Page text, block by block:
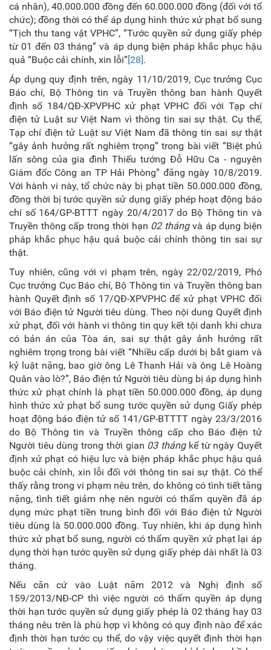
cá nhân), 40.000.000 đồng đến 60.000.000 đồng (đối với tổ
chức); đồng thời có thể áp dụng hình thức xử phạt bổ sung
“Tịch thu tang vật VPHC”, “Tước quyền sử dụng giấy phép
từ 01 đến 03 tháng” và áp dụng biện pháp khắc phục hậu
quả “Buộc cải chính, xin lỗi”[28].
Áp dụng quy định trên, ngày 11/10/2019, Cục trưởng Cục
Báo chí, Bộ Thông tin và Truyền thông ban hành Quyết
định số 184/QĐ-XPVPHC xử phạt VPHC đối với Tạp chí
điện tử Luật sư Việt Nam vì thông tin sai sự thật. Cụ thể,
Tạp chí điện tử Luật sư Việt Nam đã thông tin sai sự thật
“gây ảnh hưởng rất nghiêm trọng” trong bài viết “Biệt phủ
lấn sông của gia đình Thiếu tướng Đỗ Hữu Ca - nguyên
Giám đốc Công an TP Hải Phòng” đăng ngày 10/8/2019.
Với hành vi này, tổ chức này bị phạt tiền 50.000.000 đồng,
đồng thời bị tước quyền sử dụng giấy phép hoạt động báo
chí số 164/GP-BTTT ngày 20/4/2017 do Bộ Thông tin và
Truyền thông cấp trong thời hạn 02 thángvà áp dụng biện
pháp khắc phục hậu quả buộc cải chính thông tin sai sự
thật.
Tuy nhiên, cũng với vi phạm trên, ngày 22/02/2019, Phó
Cục trưởng Cục Báo chí, Bộ Thông tin và Truyền thông ban
hành Quyết định số 17/QĐ-XPVPHC để xử phạt VPHC đối
với Báo điện tử Người tiêu dùng. Theo nội dung Quyết định
xử phạt, đối với hành vi thông tin quy kết tội danh khi chưa
có bản án của Tòa án, sai sự thật gây ảnh hưởng rất
nghiêm trọng trong bài viết “Nhiều cấp dưới bị bắt giam và
kỷ luật nặng, bao giờ ông Lê Thanh Hải và ông Lê Hoàng
Quân vào lò?”, Báo điện tử Người tiêu dùng bị áp dụng hình
thức xử phạt chính là phạt tiền 50.000.000 đồng, áp dụng
hình thức xử phạt bổ sung tước quyền sử dụng Giấy phép
hoạt động báo điện tử số 141/GP-BTTTT ngày 23/3/2016
do Bộ Thông tin và Truyền thông cấp cho Báo điện tử
Người tiêu dùng trong thời gian 03 thángkể từ ngày Quyết
định xử phạt có hiệu lực và biện pháp khắc phục hậu quả
buộc cải chính, xin lỗi đối với thông tin sai sự thật. Có thể
thấy rằng trong vi phạm nêu trên, do không có tình tiết tăng
nặng, tình tiết giảm nhẹ nên người có thẩm quyền đã áp
dụng mức phạt tiền trung bình đối với Báo điện tử Người
tiêu dùng là 50.000.000 đồng. Tuy nhiên, khi áp dụng hình
thức xử phạt bổ sung, người có thẩm quyền xử phạt lại áp
dụng thời hạn tước quyền sử dụng giấy phép dài nhất là 03
tháng.
Nếu căn cứ vào Luật năm 2012 và Nghị định số
159/2013/NĐ-CP thì việc người có thẩm quyền áp dụng
thời hạn tước quyền sử dụng giấy phép là 02 tháng hay 03
tháng nêu trên là phù hợp vì không có quy định nào để xác
định thời hạn tước cụ thể, do vậy việc quyết định thời hạn